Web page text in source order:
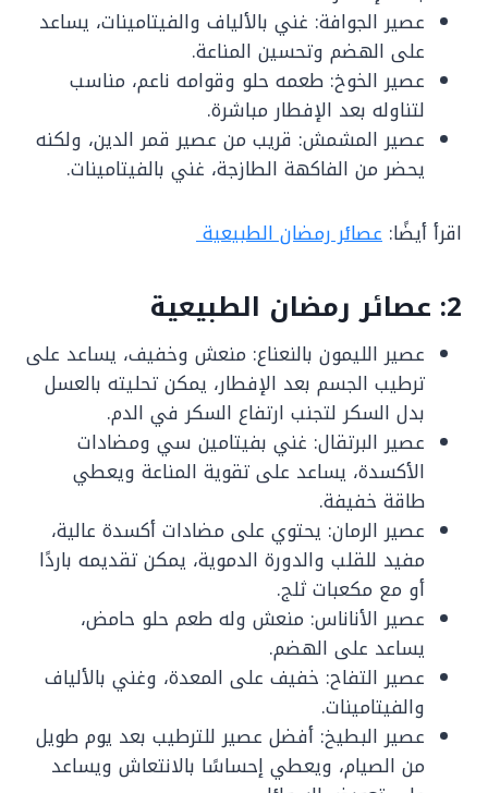
عصير الجوافة: غني بالألياف والفيتامينات، يساعد
على الهضم وتحسين المناعة.
عصير الخوخ: طعمه حلو وقوامه ناعم، مناسب
لتناوله بعد الإفطار مباشرة.
عصير المشمش: قريب من عصير قمر الدين، ولكنه
يحضر من الفاكهة الطازجة، غني بالفيتامينات.
اقرأ أيضًا: عصائر رمضان الطبيعية
2: عصائر رمضان الطبيعية
عصير الليمون بالنعناع: منعش وخفيف، يساعد على
ترطيب الجسم بعد الإفطار، يمكن تحليته بالعسل
بدل السكر لتجنب ارتفاع السكر في الدم.
عصير البرتقال: غني بفيتامين سي ومضادات
الأكسدة، يساعد على تقوية المناعة ويعطي
طاقة خفيفة.
عصير الرمان: يحتوي على مضادات أكسدة عالية،
مفيد للقلب والدورة الدموية، يمكن تقديمه باردًا
أو مع مكعبات ثلج.
عصير الأناناس: منعش وله طعم حلو حامض،
يساعد على الهضم.
عصير التفاح: خفيف على المعدة، وغني بالألياف
والفيتامينات.
عصير البطيخ: أفضل عصير للترطيب بعد يوم طويل
من الصيام، ويعطي إحساسًا بالانتعاش ويساعد